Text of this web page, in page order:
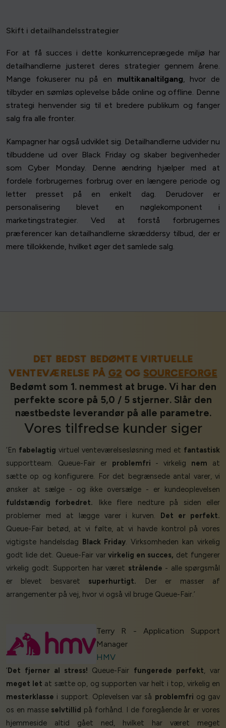
Skift i detailhandelsstrategier
For at få succes i dette konkurrenceprægede miljø har
detailhandlerne justeret deres strategier gennem årene.
Mange fokuserer nu på en multikanaltilgang, hvor de
tilbyder en sømløs oplevelse både online og offline. Denne
strategi henvender sig til et bredere publikum og fanger
salg fra alle fronter.
Kampagner har også udviklet sig. Detailhandlerne udvider nu
tilbuddene ud over Black Friday og skaber begivenheder
som Cyber Monday. Denne ændring hjælper med at
fordele forbrugernes forbrug over en længere periode og
letter presset på en enkelt dag. Derudover er
personalisering blevet en nøglekomponent i
marketingstrategier. Ved at forstå forbrugernes
præferencer kan detailhandlerne skræddersy tilbud, der er
mere tillokkende, hvilket øger det samlede salg.
DET BEDST BEDØMTE VIRTUELLE
VENTEVÆRELSE PÅ G2 OG SOURCEFORGE
Bedømt som 1. nemmest at bruge. Vi har den
perfekte score på 5,0 / 5 stjerner. Slår den
næstbedste leverandør på alle parametre.
Vores tilfredse kunder siger
‘En fabelagtig virtuel venteværelsesløsning med et fantastisk
supportteam. Queue-Fair er problemfri - virkelig nem at
sætte op og konfigurere. For det begrænsede antal varer, vi
ønsker at sælge - og ikke oversælge - er kundeoplevelsen
fuldstændig forbedret. Ikke flere nedture på siden eller
problemer med at lægge varer i kurven.
Det er perfekt.
Queue-Fair betød, at vi følte, at vi havde kontrol på vores
vigtigste handelsdag
Black Friday. Virksomheden kan virkelig
godt lide det. Queue-Fair varvirkelig en succes, det fungerer
virkelig godt. Supporten har været strålende - alle spørgsmål
er blevet besvaret superhurtigt. Der er masser af
arrangementer på vej, hvor vi også vil bruge Queue-Fair.’
Terry R - Application Support
Manager
HMV
‘Det fjerner al stress! Queue-Fair fungerede perfekt, var
meget let at sætte op, og supporten var helt i top, virkelig en
mesterklasse i support. Oplevelsen var så problemfri og gav
os en masse selvtillid på forhånd. I de foregående år er vores
hjemmeside altid gået ned, hvilket har været meget